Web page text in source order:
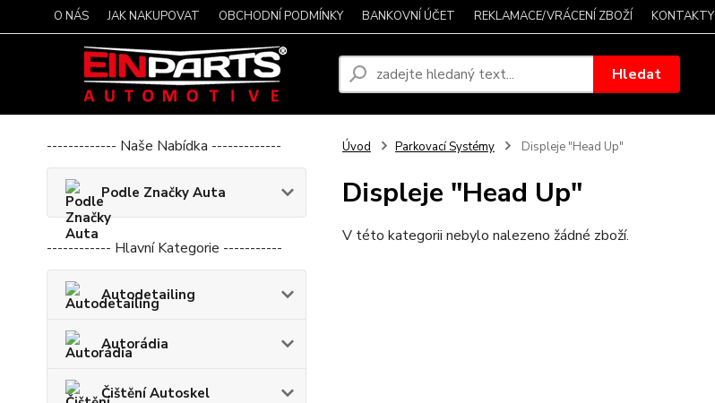
O NÁS JAK NAKUPOVAT OBCHODNÍ PODMÍNKY BANKOVNÍ ÚČET REKLAMACE/VRÁCENÍ ZBOŽÍ KONTAKTY
Hledat
------------- Naše Nabídka -------------
Podle Značky Auta
------------ Hlavní Kategorie -----------
Autodetailing
Autorádia
Čištění Autoskel
Úvod Parkovací Systémy Displeje "Head Up"
Displeje "Head Up"
V této kategorii nebylo nalezeno žádné zboží.